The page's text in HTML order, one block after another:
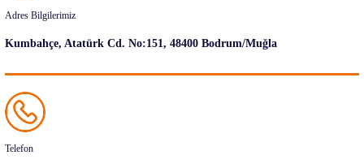
Adres Bilgilerimiz
Kumbahçe, Atatürk Cd. No:151, 48400 Bodrum/Muğla
Telefon